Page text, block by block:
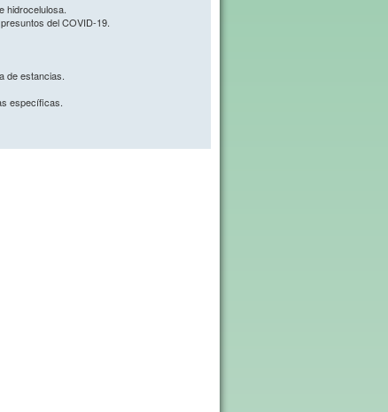
hidrocelulosa.
del COVID-19.
de estancias.
específicas.